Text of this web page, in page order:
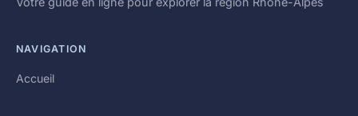
NAVIGATION
Accueil